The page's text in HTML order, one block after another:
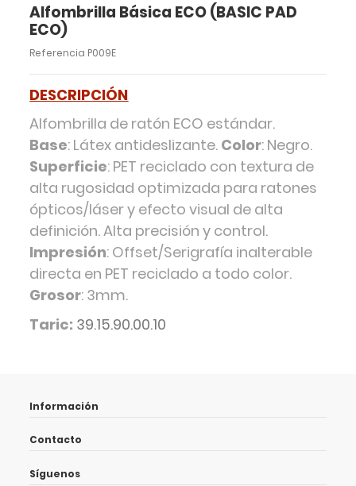
Alfombrilla Básica ECO (BASIC PAD
ECO)
Referencia P009E
DESCRIPCIÓN
Alfombrilla de ratón ECO estándar.
Base: Látex antideslizante. Color: Negro.
Superficie: PET reciclado con textura de
alta rugosidad optimizada para ratones
ópticos/láser y efecto visual de alta
definición. Alta precisión y control.
Impresión: Offset/Serigrafía inalterable
directa en PET reciclado a todo color.
Grosor: 3mm.
Taric: 39.15.90.00.10
Información
Contacto
Síguenos